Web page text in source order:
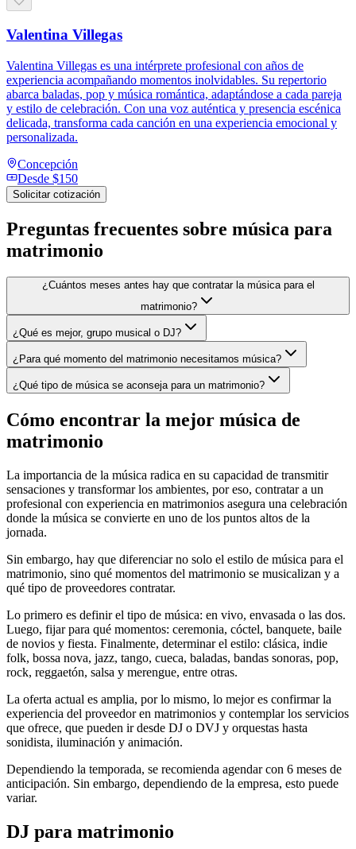
Valentina Villegas
Valentina Villegas es una intérprete profesional con años de
experiencia acompañando momentos inolvidables. Su repertorio
abarca baladas, pop y música romántica, adaptándose a cada pareja
y estilo de celebración. Con una voz auténtica y presencia escénica
delicada, transforma cada canción en una experiencia emocional y
personalizada.
Concepción
Desde $150
Solicitar cotización
Preguntas frecuentes sobre música para
matrimonio
¿Cuántos meses antes hay que contratar la música para el
matrimonio?
¿Qué es mejor, grupo musical o DJ?
¿Para qué momento del matrimonio necesitamos música?
¿Qué tipo de música se aconseja para un matrimonio?
Cómo encontrar la mejor música de
matrimonio
La importancia de la música radica en su capacidad de transmitir
sensaciones y transformar los ambientes, por eso, contratar a un
profesional con experiencia en matrimonios asegura una celebración
donde la música se convierte en uno de los puntos altos de la
jornada.
Sin embargo, hay que diferenciar no solo el estilo de música para el
matrimonio, sino qué momentos del matrimonio se musicalizan y a
qué tipo de proveedores contratar.
Lo primero es definir el tipo de música: en vivo, envasada o las dos.
Luego, fijar para qué momentos: ceremonia, cóctel, banquete, baile
de novios y fiesta. Finalmente, determinar el estilo: clásica, indie
folk, bossa nova, jazz, tango, cueca, baladas, bandas sonoras, pop,
rock, reggaetón, salsa y merengue, entre otras.
La oferta actual es amplia, por lo mismo, lo mejor es confirmar la
experiencia del proveedor en matrimonios y contemplar los servicios
que ofrece, que pueden ir desde DJ o DVJ y orquestas hasta
sonidista, iluminación y animación.
Dependiendo la temporada, se recomienda agendar con 6 meses de
anticipación. Sin embargo, dependiendo de la empresa, esto puede
variar.
DJ para matrimonio